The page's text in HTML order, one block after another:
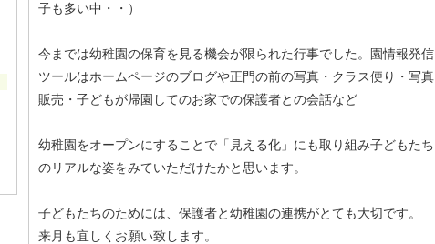
子も多い中・・）
今までは幼稚園の保育を見る機会が限られた行事でした。園情報発信
ツールはホームページのブログや正門の前の写真・クラス便り・写真
販売・子どもが帰園してのお家での保護者との会話など
幼稚園をオープンにすることで「見える化」にも取り組み子どもたち
のリアルな姿をみていただけたかと思います。
子どもたちのためには、保護者と幼稚園の連携がとても大切です。
来月も宜しくお願い致します。